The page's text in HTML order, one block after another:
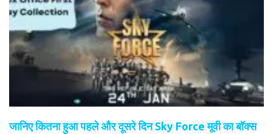
जानिए कितना हुआ पहले और दूसरे दिन Sky Force मूवी का बॉक्स